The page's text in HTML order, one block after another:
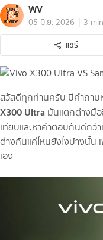
WV
05 มิ.ย. 2026 | 3
แชร์
สวัสดีทุกท่านครับ มีคำถาม
X300 Ultra มันแตกต่างมือ
เทียบและหาคำตอบกันดีกว่า
ต่างกันแค่ไหนยังไงบ้างนั้น
เอง